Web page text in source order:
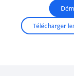
Télécharger